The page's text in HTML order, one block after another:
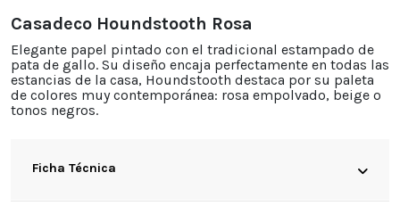
Casadeco Houndstooth Rosa
Elegante papel pintado con el tradicional estampado de
pata de gallo. Su diseño encaja perfectamente en todas las
estancias de la casa, Houndstooth destaca por su paleta
de colores muy contemporánea: rosa empolvado, beige o
tonos negros.
Ficha Técnica